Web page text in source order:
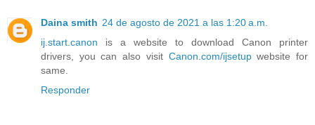
Daina smith 24 de agosto de 2021 a las 1:20 a.m.
ij.start.canon is a website to download Canon printer
drivers, you can also visit Canon.com/ijsetupwebsite for
same.
Responder